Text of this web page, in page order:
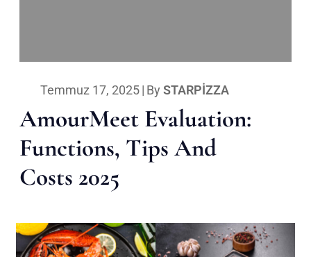
Temmuz 17, 2025| By STARPIZZA
AmourMeet Evaluation:
Functions, Tips And
Costs 2025